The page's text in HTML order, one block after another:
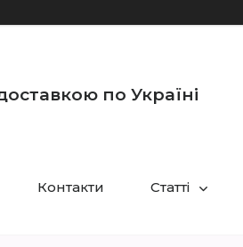
по Україні
Контакти Статті